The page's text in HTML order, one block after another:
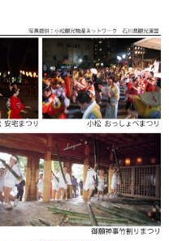
装飾美
の下部についた「フレンジ
りダイナミックに、美しく
）のサイズ表